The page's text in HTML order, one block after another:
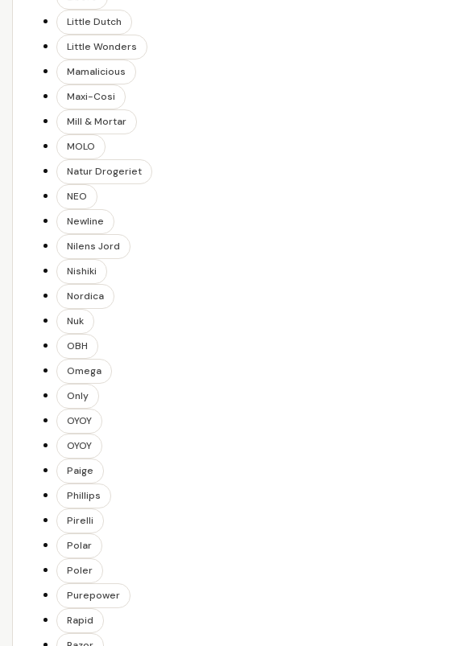
Little Dutch
Little Wonders
Mamalicious
Maxi-Cosi
Mill & Mortar
MOLO
Natur Drogeriet
NEO
Newline
Nilens Jord
Nishiki
Nordica
Nuk
OBH
Omega
Only
OYOY
OYOY
Paige
Phillips
Pirelli
Polar
Poler
Purepower
Rapid